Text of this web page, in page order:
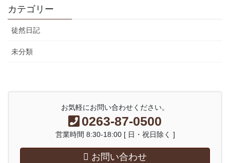
カテゴリー
徒然日記
未分類
お気軽にお問い合わせください。
0263-87-0500
営業時間 8:30-18:00 [ 日・祝日除く ]
お問い合わせ